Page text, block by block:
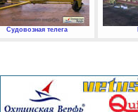
Судовозная телега